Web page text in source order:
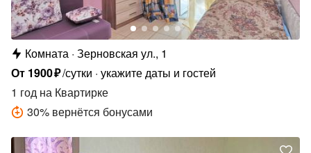
Комната Зерновская ул., 1
От 1900₽/сутки укажите даты и гостей
1 год на Квартирке
30% вернётся бонусами